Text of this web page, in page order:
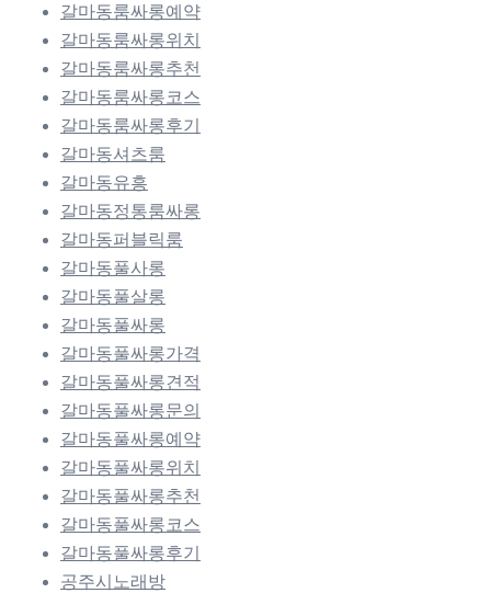
갈마동룸싸롱예약
갈마동룸싸롱위치
갈마동룸싸롱추천
갈마동룸싸롱코스
갈마동룸싸롱후기
갈마동셔츠룸
갈마동유흥
갈마동정통룸싸롱
갈마동퍼블릭룸
갈마동풀사롱
갈마동풀살롱
갈마동풀싸롱
갈마동풀싸롱가격
갈마동풀싸롱견적
갈마동풀싸롱문의
갈마동풀싸롱예약
갈마동풀싸롱위치
갈마동풀싸롱추천
갈마동풀싸롱코스
갈마동풀싸롱후기
공주시노래방